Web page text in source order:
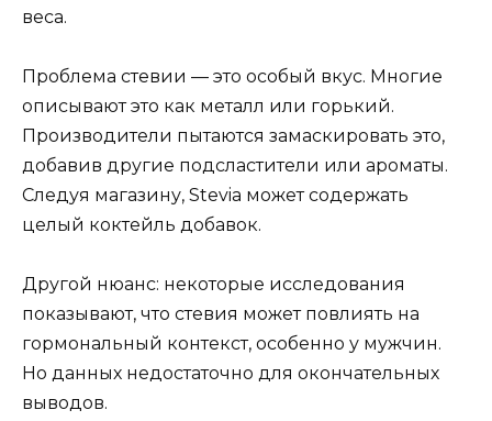
веса.
Проблема стевии — это особый вкус. Многие
описывают это как металл или горький.
Производители пытаются замаскировать это,
добавив другие подсластители или ароматы.
Следуя магазину, Stevia может содержать
целый коктейль добавок.
Другой нюанс: некоторые исследования
показывают, что стевия может повлиять на
гормональный контекст, особенно у мужчин.
Но данных недостаточно для окончательных
выводов.